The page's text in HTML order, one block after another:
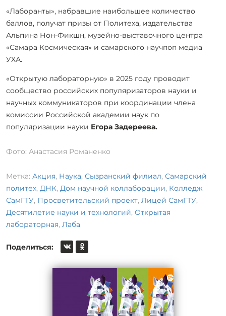
«Лаборанты», набравшие наибольшее количество
баллов, получат призы от Политеха, издательства
Альпина Нон-Фикшн, музейно-выставочного центра
«Самара Космическая» и самарского научпоп медиа
УХА.
«Открытую лабораторную» в 2025 году проводит
сообщество российских популяризаторов науки и
научных коммуникаторов при координации члена
комиссии Российской академии наук по
популяризации науки Егора Задереева.
Фото: Анастасия Романенко
Метка: Акция, Наука, Сызранский филиал, Самарский
политех, ДНК, Дом научной коллаборации, Колледж
СамГТУ, Просветительский проект, Лицей СамГТУ,
Десятилетие науки и технологий, Открытая
лабораторная, Лаба
Поделиться: